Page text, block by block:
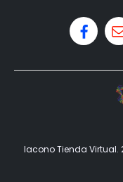
Iacono Tienda Virtual.